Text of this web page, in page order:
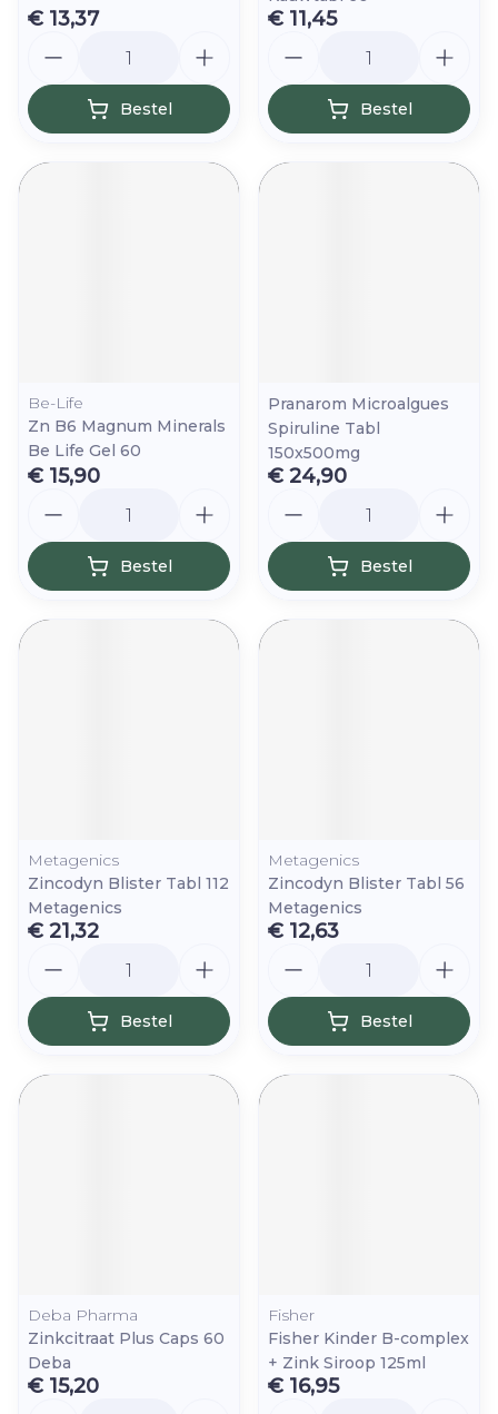
€ 13,37
Bestel
€ 11,45
Bestel
Be-Life
Zn B6 Magnum Minerals
Be Life Gel 60
€ 15,90
Bestel
Pranarom Microalgues
Spiruline Tabl
150x500mg
€ 24,90
Bestel
Metagenics
Zincodyn Blister Tabl 112
Metagenics
€ 21,32
Bestel
Metagenics
Zincodyn Blister Tabl 56
Metagenics
€ 12,63
Bestel
Deba Pharma
Zinkcitraat Plus Caps 60
Deba
€ 15,20
Fisher
Fisher Kinder B-complex
+ Zink Siroop 125ml
€ 16,95